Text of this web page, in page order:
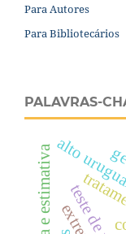
Para Autores
Para Bibliotecários
PALAVRAS-
alto